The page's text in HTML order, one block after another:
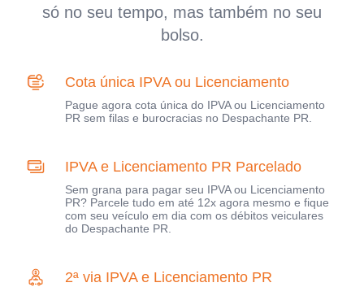
só no seu tempo, mas também no seu
bolso.
Cota única IPVA ou Licenciamento
Pague agora cota única do IPVA ou Licenciamento
PR sem filas e burocracias no Despachante PR.
IPVA e Licenciamento PR Parcelado
Sem grana para pagar seu IPVA ou Licenciamento
PR? Parcele tudo em até 12x agora mesmo e fique
com seu veículo em dia com os débitos veiculares
do Despachante PR.
2ª via IPVA e Licenciamento PR